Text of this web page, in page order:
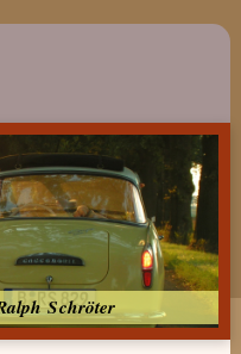
Schröter